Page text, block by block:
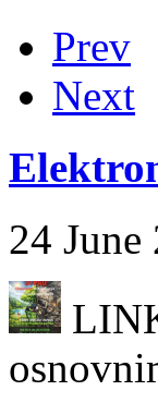
Prev
Next
24 June